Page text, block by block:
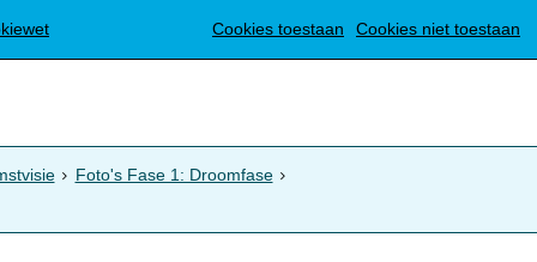
Cookies toestaan Cookies niet toestaan
Translate
Foto's Fase 1: Droomfase